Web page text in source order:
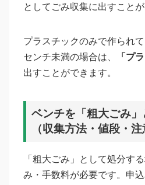
としてごみ収集に出すことが
プラスチックのみで作られ
センチ未満の場合は、
「プ
出すことができます。
ベンチを「粗大ごみ
（収集方法・値段・注
「粗大ごみ」として処分す
み・手数料が必要です。申